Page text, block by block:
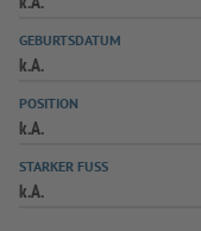
GEBURTSDATUM
k.A.
POSITION
k.A.
STARKER FUSS
k.A.